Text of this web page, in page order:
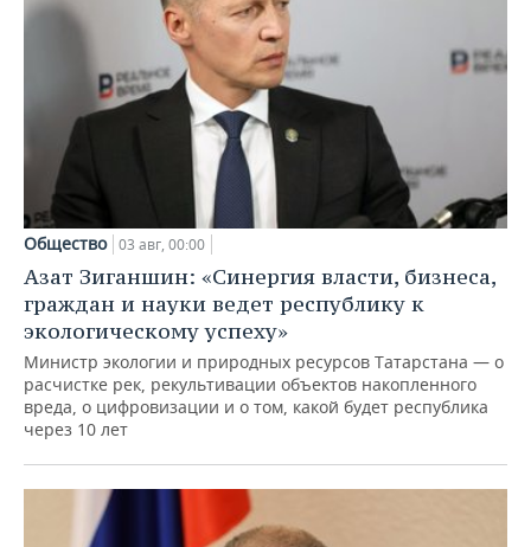
Общество 03 авг, 00:00
Азат Зиганшин: «Синергия власти, бизнеса,
граждан и науки ведет республику к
экологическому успеху»
Министр экологии и природных ресурсов Татарстана — о
расчистке рек, рекультивации объектов накопленного
вреда, о цифровизации и о том, какой будет республика
через 10 лет